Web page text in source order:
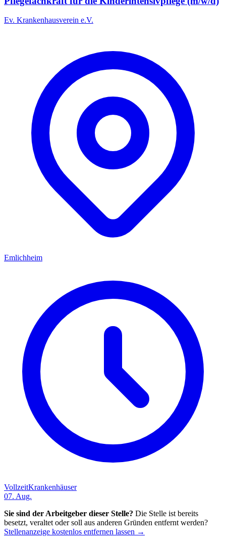
Ev. Krankenhausverein e.V.
Emlichheim
VollzeitKrankenhäuser
07. Aug.
Sie sind der Arbeitgeber dieser Stelle? Die Stelle ist bereits
besetzt, veraltet oder soll aus anderen Gründen entfernt werden?
Stellenanzeige kostenlos entfernen lassen →